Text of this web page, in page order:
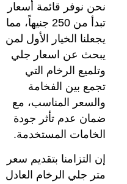
نحن نوفر قائمة أسعار
تبدأ من 250 جنيهاً، مما
يجعلنا الخيار الأول لمن
يبحث عن اسعار جلي
وتلميع الرخام التي
تجمع بين الفخامة
والسعر المناسب، مع
ضمان عدم تأثر جودة
الخامات المستخدمة.
إن التزامنا بتقديم سعر
متر جلي الرخام العادل